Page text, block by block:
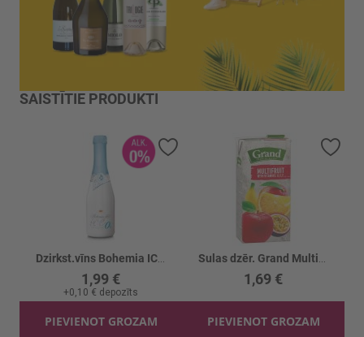
SAISTĪTIE PRODUKTI
1,99 €
+0,10 € depozīts
PIEVIENOT GROZAM
Pievienot vēlmju sarakstam
1,69 €
PIEVIENOT GROZAM